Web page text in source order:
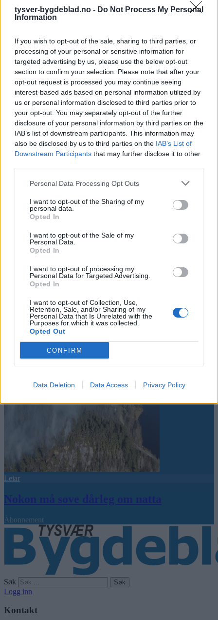
tysver-bygdeblad.no - Do Not Process My Personal
Information
If you wish to opt-out of the sale, sharing to third parties, or
processing of your personal or sensitive information for
targeted advertising by us, please use the below opt-out
section to confirm your selection. Please note that after your
opt-out request is processed you may continue seeing
interest-based ads based on personal information utilized by
us or personal information disclosed to third parties prior to
your opt-out. You may separately opt-out of the further
disclosure of your personal information by third parties on the
IAB’s list of downstream participants. This information may
also be disclosed by us to third parties on the IAB’s List of
Downstream Participants that may further disclose it to other
Personal Data Processing Opt Outs
I want to opt-out of the Sharing of my
personal data.
Opted In
I want to opt-out of the Sale of my
Personal Data.
Opted In
I want to opt-out of processing my
Personal Data for Targeted Advertising.
Opted In
I want to opt-out of Collection, Use,
Retention, Sale, and/or Sharing of my
Personal Data that Is Unrelated with the
Purposes for which it was collected.
Opted Out
CONFIRM
Data Deletion Data Access Privacy Policy
Sommerpraten
– Finner roen på hytta
Abonnement
Sommerpraten
– Jeg liker folk som har det kjekt og
skryter og er fornøyd
Abonnement
Leiar
Nokon må sove dårleg om natta
Abonnement
Søk
Logg inn
Kontakt